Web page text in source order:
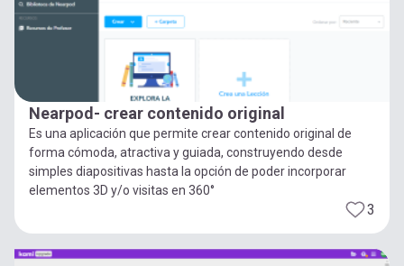
Nearpod- crear contenido original
Es una aplicación que permite crear contenido original de
forma cómoda, atractiva y guiada, construyendo desde
simples diapositivas hasta la opción de poder incorporar
elementos 3D y/o visitas en 360°
3